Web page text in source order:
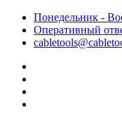
Skip
content
Понедельник -
Оперативный